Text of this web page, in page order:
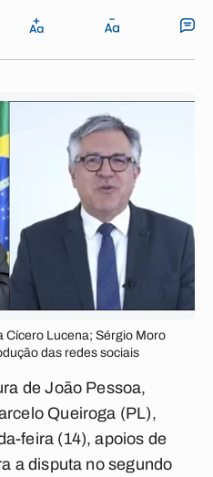
Cícero Lucena; Sérgio Moro
das redes sociais
de João Pessoa,
Queiroga (PL),
feira (14), apoios de
a disputa no segundo